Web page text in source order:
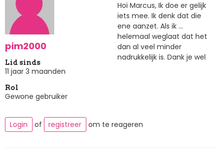
pim2000
Lid sinds
11 jaar 3 maanden
Rol
Gewone gebruiker
Hoi Marcus, Ik doe er gelijk
iets mee. Ik denk dat die
ene aanzet. Als ik ...
helemaal weglaat dat het
dan al veel minder
nadrukkelijk is. Dank je wel
Login of registreer om te reageren